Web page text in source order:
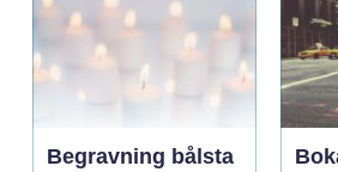
Begravning bålsta